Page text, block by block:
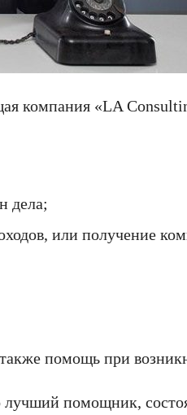
компания «LA
дела;
или получение
помощь при
лучший помощник,